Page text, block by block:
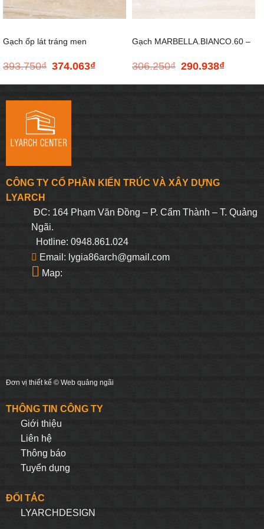
Gạch ốp lát tráng men
393.750₫ Giá
393.750₫.
374.063₫Giá
Gạch MARBELLA.BIANCO.60 –
306.250₫ Giá
290.938₫Giá
CÔNG TY CỔ PHẦN KIẾN TRÚC VÀ XÂY DỰNG
LYARCH
ĐC: 164 Phạm Văn Đồng – P. Cẩm Thành – T. Quảng
Ngãi.
Hotline: 0948.861.024
Email: lygia86arch@gmail.com
Map:
Đơn vị thiết kế © Web quảng ngãi
THÔNG TIN CÔNG TY
Giới thiệu
Liên hệ
Thông báo
Tuyển dụng
ĐỐI TÁC
LYARCHDESIGN